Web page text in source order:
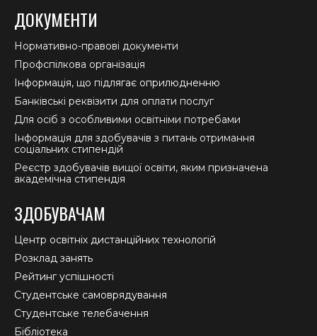
ДОКУМЕНТИ
Нормативно-правові документи
Профспілкова організація
Інформація, що підлягає оприлюдненню
Банківські реквізити для оплати послуг
Для осіб з особливими освітніми потребами
Інформація для здобувачів з питань отримання
соціальних стипендій
Реєстр здобувачів вищої освіти, яким призначена
академічна стипендія
ЗДОБУВАЧАМ
Центр освітніх дистанційних технологій
Розклад занять
Рейтинг успішності
Студентське самоврядування
Студентське телебачення
Бібліотека